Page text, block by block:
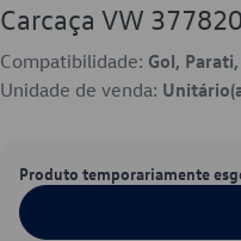
Carcaça VW
Compatibilidade: Gol,
Unidade de venda:
Produto temporariamente